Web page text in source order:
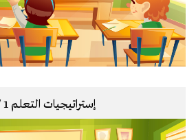
إستراتيجيات التعلم 1 / 2